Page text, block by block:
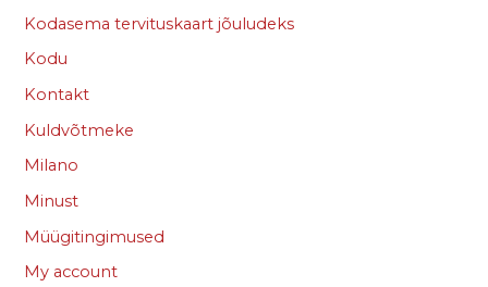
Kodasema tervituskaart jõuludeks
Kodu
Kontakt
Kuldvõtmeke
Milano
Minust
Müügitingimused
My account